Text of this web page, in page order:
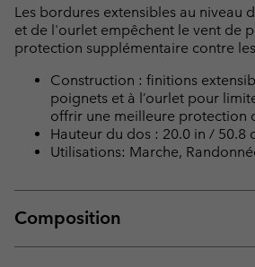
Les bordures extensibles au niveau
et de l'ourlet empêchent le vent de
protection supplémentaire contre
Construction : finitions
poignets et à l’ourlet pour
offrir une meilleure protection
Hauteur du dos : 20.0 in / 50.8
Utilisations: Marche,
Composition